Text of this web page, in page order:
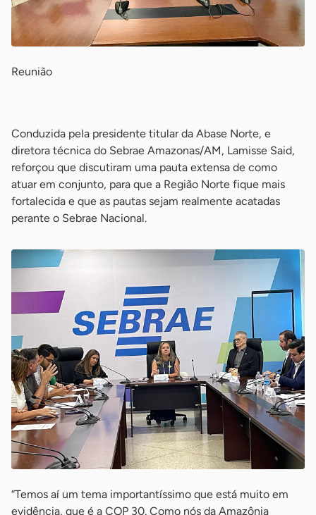
Reunião
Conduzida pela presidente titular da Abase Norte, e
diretora técnica do Sebrae Amazonas/AM, Lamisse Said,
reforçou que discutiram uma pauta extensa de como
atuar em conjunto, para que a Região Norte fique mais
fortalecida e que as pautas sejam realmente acatadas
perante o Sebrae Nacional.
“Temos aí um tema importantíssimo que está muito em
evidência, que é a COP 30. Como nós da Amazônia